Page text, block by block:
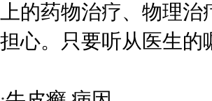
的药物治疗、物理
心。只要听从医生